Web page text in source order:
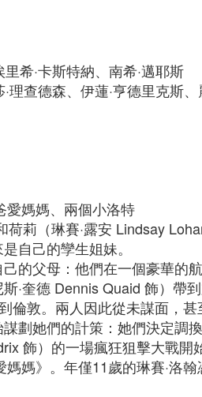
希·卡斯特納、南希·邁耶斯
理查德森、伊蓮·亨德里克斯
愛媽媽、兩個小洛特
荷莉（琳賽·露安 Lindsay
自己的孿生姐妹。
的父母：他們在一個豪華
·奎德 Dennis Quaid 飾）帶
敦。兩人因此從未謀面，甚
劃她們的計策：她們決定
飾）的一場瘋狂狙擊大戰
媽》。年僅11歲的琳賽·洛